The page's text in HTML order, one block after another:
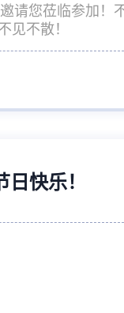
请您莅临参加
见不散！
快乐！